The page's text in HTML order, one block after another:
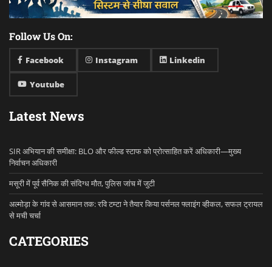
Follow Us On:
Facebook Instagram Linkedin
Youtube
Latest News
SIR अभियान की समीक्षा: BLO और फील्ड स्टाफ को प्रोत्साहित करें अधिकारी—मुख्य
निर्वाचन अधिकारी
मसूरी में पूर्व सैनिक की संदिग्ध मौत, पुलिस जांच में जुटी
अल्मोड़ा के गांव से आसमान तक: रवि टम्टा ने तैयार किया पर्सनल फ्लाइंग व्हीकल, सफल ट्रायल
से मची चर्चा
CATEGORIES